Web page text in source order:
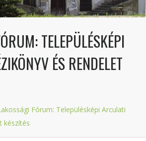
TELEPÜLÉSKÉPI
ÉS RENDELET
Fórum: Településképi Arculati
készítés